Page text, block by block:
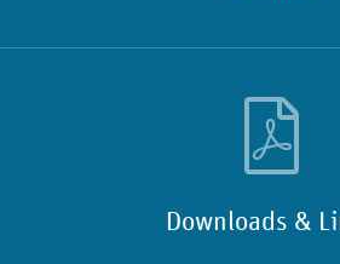
Downloads &